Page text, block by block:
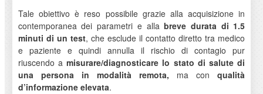
Tale obiettivo è reso possibile grazie alla acquisizione in
contemporanea dei parametri e allabreve durata di 1.5
minuti di un test, che esclude il contatto diretto tra medico
e paziente e quindi annulla il rischio di contagio pur
riuscendo amisurare/diagnosticare lo stato di salute di
una persona in
modalità remota, ma conqualità
d’informazione elevata.